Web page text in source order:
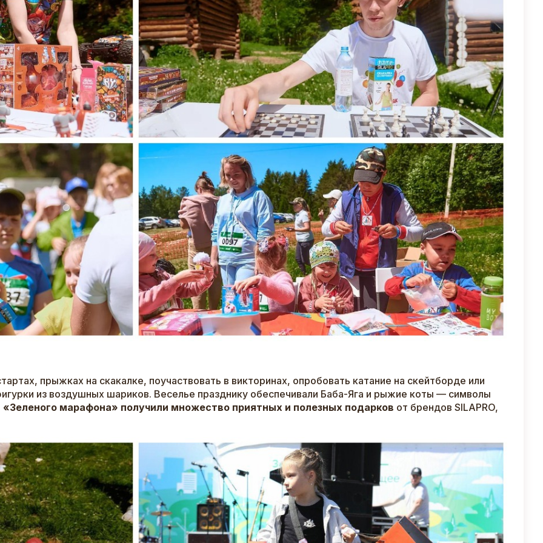
прыжках на скакалке, поучаствовать в викторинах, опробовать катание на скейтборде или
из воздушных шариков. Веселье празднику обеспечивали Баба-Яга и рыжие коты — символы
«Зеленого марафона» получили множество приятных и полезных подарков от брендов SILAPRO,